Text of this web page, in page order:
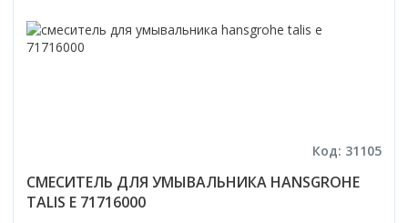
Код: 31105
СМЕСИТЕЛЬ ДЛЯ УМЫВАЛЬНИКА HANSGROHE
TALIS E 71716000